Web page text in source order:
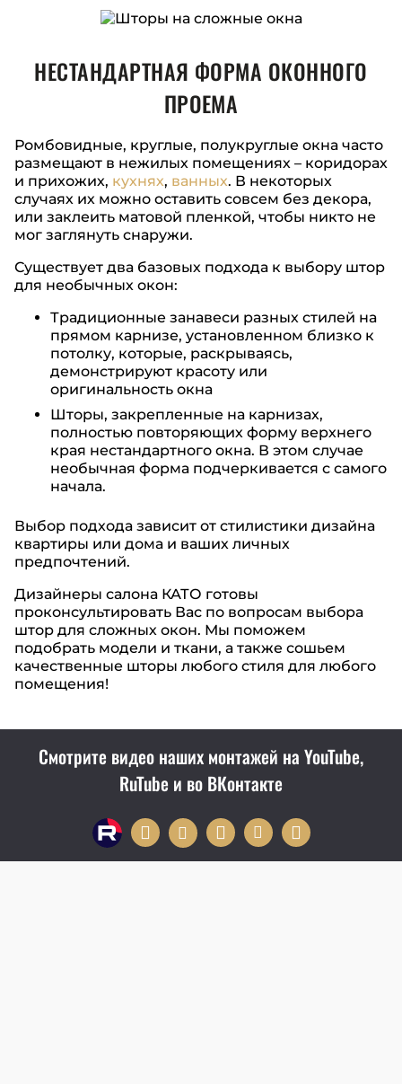
НЕСТАНДАРТНАЯ ФОРМА ОКОННОГО
ПРОЕМА
Ромбовидные, круглые, полукруглые окна часто
размещают в нежилых помещениях – коридорах
и прихожих, кухнях, ванных. В некоторых
случаях их можно оставить совсем без декора,
или заклеить матовой пленкой, чтобы никто не
мог заглянуть снаружи.
Существует два базовых подхода к выбору штор
для необычных окон:
Традиционные занавеси разных стилей на
прямом карнизе, установленном близко к
потолку, которые, раскрываясь,
демонстрируют красоту или
оригинальность окна
Шторы, закрепленные на карнизах,
полностью повторяющих форму верхнего
края нестандартного окна. В этом случае
необычная форма подчеркивается с самого
начала.
Выбор подхода зависит от стилистики дизайна
квартиры или дома и ваших личных
предпочтений.
Дизайнеры салона КАТО готовы
проконсультировать Вас по вопросам выбора
штор для сложных окон. Мы поможем
подобрать модели и ткани, а также сошьем
качественные шторы любого стиля для любого
помещения!
Смотрите видео наших монтажей на YouTube,
RuTube и во ВКонтакте